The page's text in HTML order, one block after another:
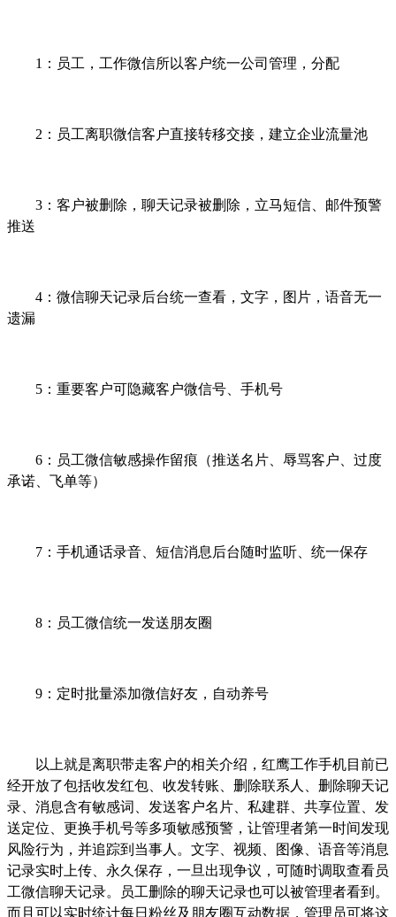
1：员工，工作微信所以客户统一公司管理，分配
2：员工离职微信客户直接转移交接，建立企业流量池
3：客户被删除，聊天记录被删除，立马短信、邮件预警
推送
4：微信聊天记录后台统一查看，文字，图片，语音无一
遗漏
5：重要客户可隐藏客户微信号、手机号
6：员工微信敏感操作留痕（推送名片、辱骂客户、过度
承诺、飞单等）
7：手机通话录音、短信消息后台随时监听、统一保存
8：员工微信统一发送朋友圈
9：定时批量添加微信好友，自动养号
以上就是离职带走客户的相关介绍，红鹰工作手机目前已
经开放了包括收发红包、收发转账、删除联系人、删除聊天记
录、消息含有敏感词、发送客户名片、私建群、共享位置、发
送定位、更换手机号等多项敏感预警，让管理者第一时间发现
风险行为，并追踪到当事人。文字、视频、图像、语音等消息
记录实时上传、永久保存，一旦出现争议，可随时调取查看员
工微信聊天记录。员工删除的聊天记录也可以被管理者看到。
而且可以实时统计每日粉丝及朋友圈互动数据，管理员可将这